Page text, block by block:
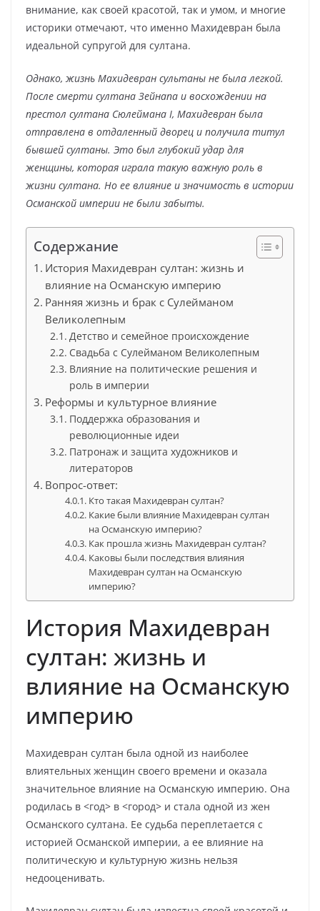
внимание, как своей красотой, так и умом, и многие
историки отмечают, что именно Махидевран была
идеальной супругой для султана.
Однако, жизнь Махидевран сультаны не была легкой.
После смерти султана Зейнапа и восхождении на
престол султана Сюлеймана I, Махидевран была
отправлена в отдаленный дворец и получила титул
бывшей султаны. Это был глубокий удар для
женщины, которая играла такую важную роль в
жизни султана. Но ее влияние и значимость в истории
Османской империи не были забыты.
Содержание
История Махидевран султан: жизнь и
влияние на Османскую империю
Ранняя жизнь и брак с Сулейманом
Великолепным
Детство и семейное происхождение
Свадьба с Сулейманом Великолепным
Влияние на политические решения и
роль в империи
Реформы и культурное влияние
Поддержка образования и
революционные идеи
Патронаж и защита художников и
литераторов
Вопрос-ответ:
Кто такая Махидевран султан?
Какие были влияние Махидевран султан
на Османскую империю?
Как прошла жизнь Махидевран султан?
Каковы были последствия влияния
Махидевран султан на Османскую
империю?
История Махидевран
султан: жизнь и
влияние на Османскую
империю
Махидевран султан была одной из наиболее
влиятельных женщин своего времени и оказала
значительное влияние на Османскую империю. Она
родилась в <год> в <город> и стала одной из жен
Османского султана. Ее судьба переплетается с
историей Османской империи, а ее влияние на
политическую и культурную жизнь нельзя
недооценивать.